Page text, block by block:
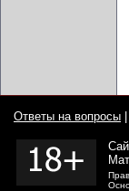
Ответы на вопросы